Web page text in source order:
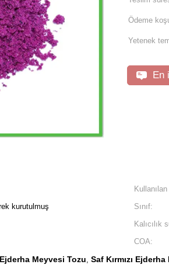
Ödeme
Yetenek
En
kurutulmuş Sınıf:
Kalıcılık
COA:
Meyvesi Tozu, Saf Kırmızı